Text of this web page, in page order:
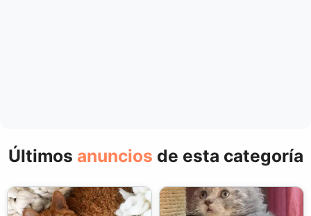
Últimos anuncios de esta categoría